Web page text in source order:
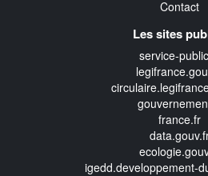
Contact
Les sites
service-
france.fr
igedd.developpement-